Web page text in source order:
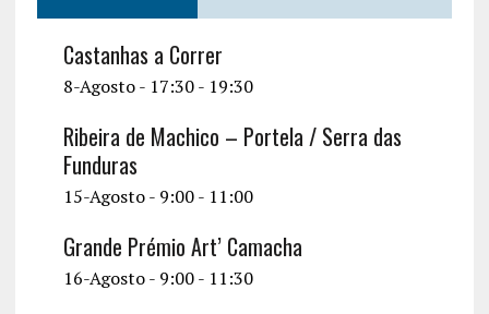
Castanhas a Correr
8-Agosto - 17:30- 19:30
Ribeira de Machico – Portela / Serra das
Funduras
15-Agosto - 9:00- 11:00
Grande Prémio Art’ Camacha
16-Agosto - 9:00- 11:30